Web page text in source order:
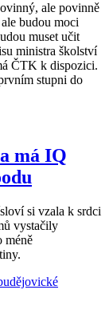
ale povinně
budou moci
muset učit
ministra školství
ČTK k dispozici.
stupni do
má IQ
si vzala k srdci
vystačily
méně